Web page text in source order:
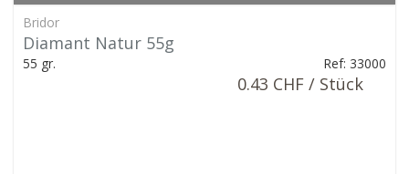
Bridor
Diamant Natur 55g
55 gr. Ref: 33000
0.43 CHF / Stück